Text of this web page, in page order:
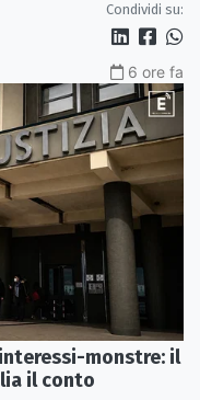
Condividi su:
6 ore fa
monstre: il
il conto